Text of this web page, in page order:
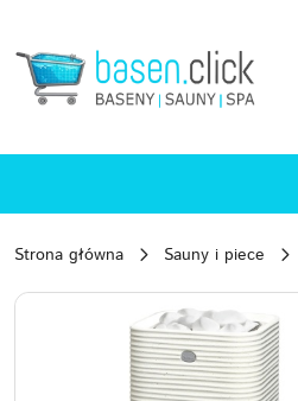
Strona główna Sauny i piece